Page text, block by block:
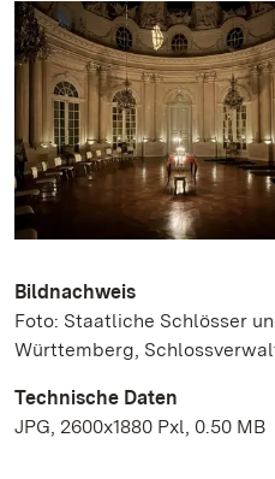
Bildnachweis
Foto: Staatliche Schlösser
Württemberg,
Technische Daten
JPG, 2600x1880 Pxl, 0.50 MB